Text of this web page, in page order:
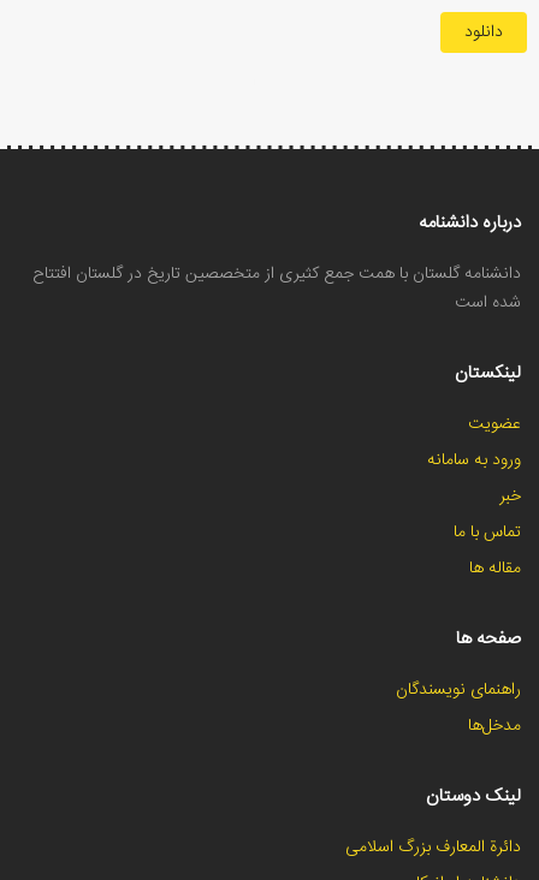
دانلود
درباره دانشنامه
دانشنامه گلستان با همت جمع کثیری از متخصصین تاریخ در گلستان افتتاح
شده است
لینکستان
عضویت
ورود به سامانه
خبر
تماس با ما
مقاله ها
صفحه ها
راهنمای نویسندگان
مدخل‌ها
لینک دوستان
دائرة المعارف بزرگ اسلامی